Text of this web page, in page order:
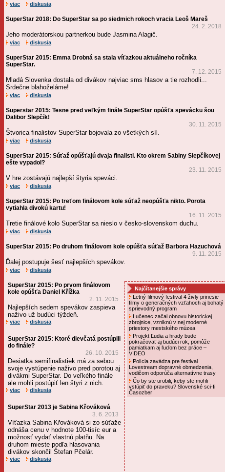
viac diskusia
SuperStar 2018: Do SuperStar sa po siedmich rokoch vracia Leoš Mareš
24. 2. 2018
Jeho moderátorskou partnerkou bude Jasmina Alagič.
viac diskusia
SuperStar 2015: Emma Drobná sa stala víťazkou aktuálneho ročníka
SuperStar.
7. 12. 2015
Mladá Slovenka dostala od divákov najviac sms hlasov a tie rozhodli...
Srdečne blahoželáme!
viac diskusia
Superstar 2015: Tesne pred veľkým finále SuperStar opúšťa spevácku šou
Dalibor Slepčík!
30. 11. 2015
Štvorica finalistov SuperStar bojovala zo všetkých síl.
viac diskusia
SuperStar 2015: Súťaž opúšťajú dvaja finalisti. Kto okrem Sabiny Slepčíkovej
ešte vypadol?
23. 11. 2015
V hre zostávajú najlepší štyria speváci.
viac diskusia
SuperStar 2015: Po treťom finálovom kole súťaž neopúšťa nikto. Porota
vytiahla divokú kartu!
16. 11. 2015
Tretie finálové kolo SuperStar sa nieslo v česko-slovenskom duchu.
viac diskusia
SuperStar 2015: Po druhom finálovom kole opúšťa súťaž Barbora Hazuchová
9. 11. 2015
Ďalej postupuje šesť najlepších spevákov.
viac diskusia
SuperStar 2015: Po prvom finálovom
kole opúšťa Daniel Křížka
2. 11. 2015
Najlepších sedem spevákov zaspieva
naživo už budúci týždeň.
viac diskusia
SuperStar 2015: Ktoré dievčatá postúpili
do finále?
26. 10. 2015
Desiatka semifinalistiek má za sebou
svoje vystúpenie naživo pred porotou aj
divákmi SuperStar. Do veľkého finále
ale mohli postúpiť len štyri z nich.
viac diskusia
SuperStar 2013 je Sabina Křováková
3. 6. 2013
Víťazka Sabina Křováková si zo súťaže
odnáša cenu v hodnote 100-tisíc eur a
možnosť vydať vlastnú platňu. Na
druhom mieste podľa hlasovania
divákov skončil Štefan Pčelár.
viac diskusia
Najčítanejšie správy
Letný filmový festival 4 živly prinesie
filmy o generačných vzťahoch aj bohatý
sprievodný program
Lučenec začal obnovu historickej
zbrojnice, vzniknú v nej moderné
priestory mestského múzea
Projekt Ľudia a hrady bude
pokračovať aj budúci rok, pomôže
pamiatkam aj ľuďom bez práce –
VIDEO
Polícia zavádza pre festival
Lovestream dopravné obmedzenia,
vodičom odporúča alternatívne trasy
Čo by ste urobili, keby ste mohli
vstúpiť do praveku? Slovenské sci-fi
Časozber